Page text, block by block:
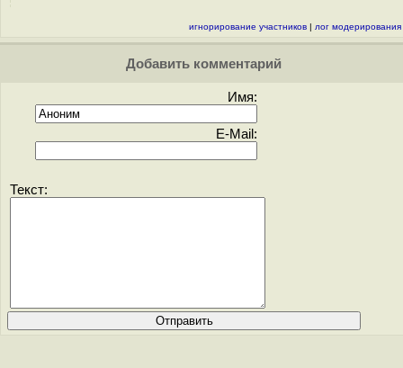
игнорирование участников | лог модерирования
Добавить комментарий
Имя:
E-Mail:
Текст: